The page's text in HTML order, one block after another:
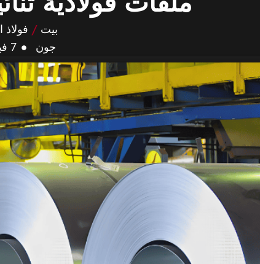
بيت / فولاذ
جون
7 فبراير 2025